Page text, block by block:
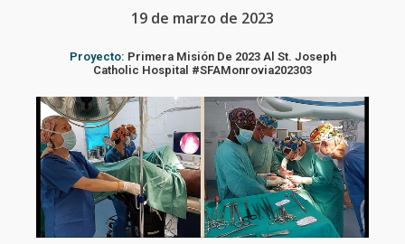
19 de marzo de 2023
Proyecto: Primera Misión De 2023 Al St. Joseph
Catholic Hospital #SFAMonrovia202303